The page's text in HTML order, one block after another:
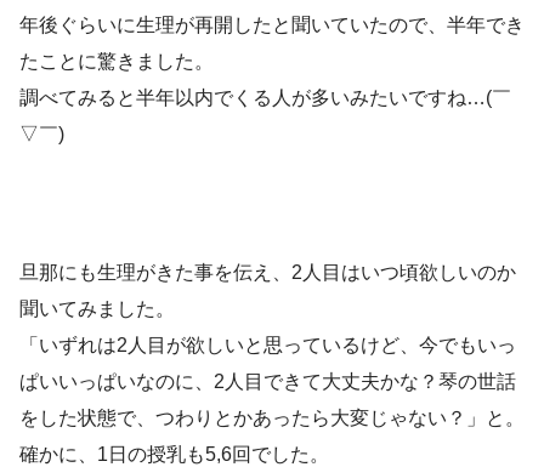
年後ぐらいに生理が再開したと聞いていたので、半年でき
たことに驚きました。
調べてみると半年以内でくる人が多いみたいですね…(￣
▽￣)
旦那にも生理がきた事を伝え、2人目はいつ頃欲しいのか
聞いてみました。
「いずれは2人目が欲しいと思っているけど、今でもいっ
ぱいいっぱいなのに、2人目できて大丈夫かな？琴の世話
をした状態で、つわりとかあったら大変じゃない？」と。
確かに、1日の授乳も5,6回でした。